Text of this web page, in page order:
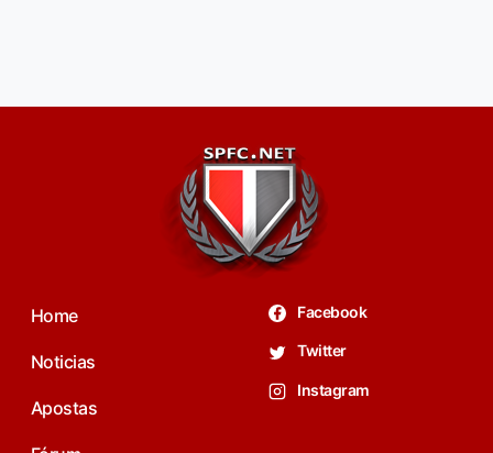
Home
Noticias
Apostas
Facebook
Twitter
Instagram